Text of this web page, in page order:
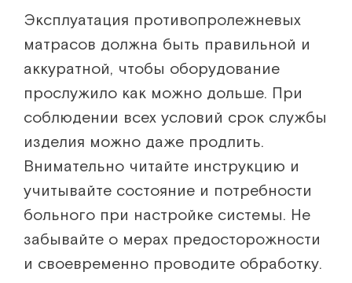
Эксплуатация противопролежневых
матрасов должна быть правильной и
аккуратной, чтобы оборудование
прослужило как можно дольше. При
соблюдении всех условий срок службы
изделия можно даже продлить.
Внимательно читайте инструкцию и
учитывайте состояние и потребности
больного при настройке системы. Не
забывайте о мерах предосторожности
и своевременно проводите обработку.